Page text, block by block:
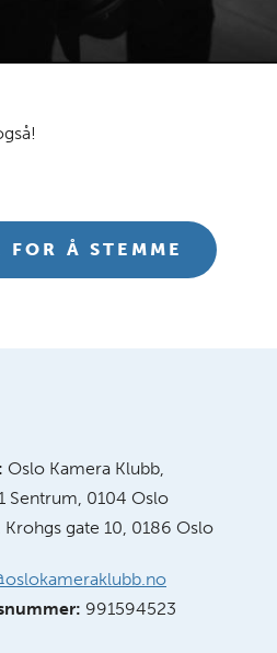
FOR Å STEMME
Oslo Kamera Klubb,
Sentrum, 0104 Oslo
Krohgs gate 10, 0186 Oslo
991594523